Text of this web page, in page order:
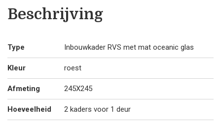
Beschrijving
Type Inbouwkader RVS met mat oceanic glas
Kleur roest
Afmeting 245X245
Hoeveelheid 2 kaders voor 1 deur